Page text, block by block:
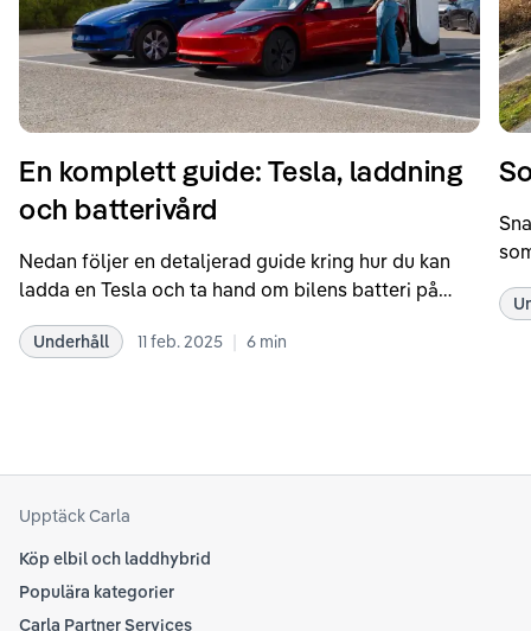
En komplett guide: Tesla, laddning
och batterivård
Nedan följer en detaljerad guide kring hur du kan
ladda en Tesla och ta hand om bilens batteri på
rekommendationer samt våra egna erfarenheter
Underhåll 11 feb. 2025 | 6 min
att
Upptäck Carla
Köp elbil och laddhybrid
Populära kategorier
Carla Partner Services